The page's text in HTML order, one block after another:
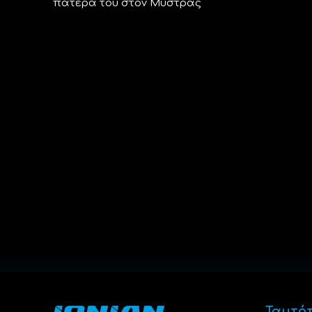
πατέρα του στον Μυστράς